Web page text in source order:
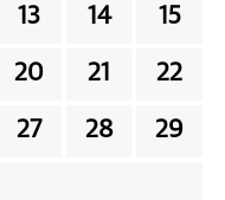
13 14 15
20 21 22
27 28 29